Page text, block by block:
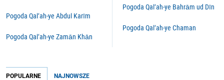
Pogoda Qal‘ah-ye Abdul Karīm
Pogoda Qal‘ah-ye Zamān Khān
Pogoda Qal‘ah-ye Bahrām ud Dīn
Pogoda Qal‘ah-ye Chaman
POPULARNE NAJNOWSZE